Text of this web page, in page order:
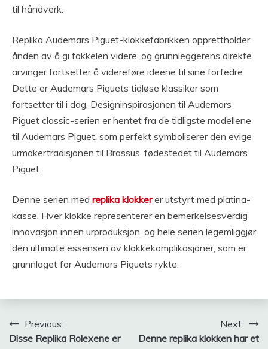
til håndverk.
Replika Audemars Piguet-klokkefabrikken opprettholder
ånden av å gi fakkelen videre, og grunnleggerens direkte
arvinger fortsetter å videreføre ideene til sine forfedre.
Dette er Audemars Piguets tidløse klassiker som
fortsetter til i dag. Designinspirasjonen til Audemars
Piguet classic-serien er hentet fra de tidligste modellene
til Audemars Piguet, som perfekt symboliserer den evige
urmakertradisjonen til Brassus, fødestedet til Audemars
Piguet.
Denne serien med replika klokkerer utstyrt med platina-
kasse. Hver klokke representerer en bemerkelsesverdig
innovasjon innen urproduksjon, og hele serien legemliggjør
den ultimate essensen av klokkekomplikasjoner, som er
grunnlaget for Audemars Piguets rykte.
Innleggsnavigering
Previous:
Disse Replika Rolexene er
Next:
Denne replika klokken har et